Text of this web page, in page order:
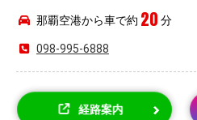
那覇空港から車で約 20 分
098-995-6888
経路案内